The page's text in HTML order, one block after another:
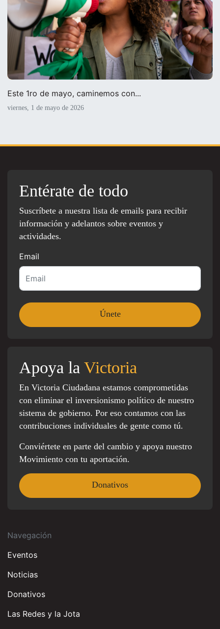
Este 1ro de mayo, caminemos con...
viernes, 1 de mayo de 2026
Entérate de todo
Suscríbete a nuestra lista de emails para recibir
información y adelantos sobre eventos y
actividades.
Email
Apoya la Victoria
En Victoria Ciudadana estamos comprometidas
con eliminar el inversionismo político de nuestro
sistema de gobierno. Por eso contamos con las
contribuciones individuales de gente como tú.
Conviértete en parte del cambio y apoya nuestro
Movimiento con tu aportación.
Donativos
Navegación
Eventos
Noticias
Donativos
Las Redes y la Jota